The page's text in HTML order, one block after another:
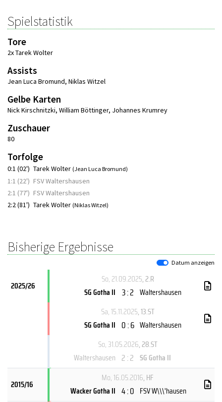
Spielstatistik
Tore
2x Tarek Wolter
Assists
Jean Luca Bromund, Niklas Witzel
Gelbe Karten
Nick Kirschnitzki, William Böttinger, Johannes Krumrey
Zuschauer
80
Torfolge
0:1 (02') Tarek Wolter (Jean Luca Bromund)
1:1 (22') FSV Waltershausen
2:1 (77') FSV Waltershausen
2:2 (81') Tarek Wolter (Niklas Witzel)
Bisherige Ergebnisse
Datum anzeigen
2025/26
So, 21.09.2025, 2.R
SG Gotha II 3 : 2 Waltershausen
Sa, 15.11.2025, 13.ST
SG Gotha II 0 : 6 Waltershausen
So, 31.05.2026, 28.ST
Waltershausen 2 : 2 SG Gotha II
2015/16
Mo, 16.05.2016, HF
Wacker Gotha II 4 : 0 FSV W\\\'hausen